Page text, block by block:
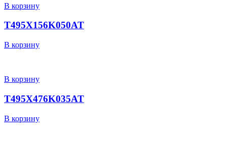
В корзину
T495X156K050AT
В корзину
В корзину
T495X476K035AT
В корзину